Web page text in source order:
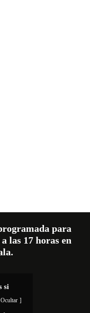
para
las 17 horas en
si
Ocultar